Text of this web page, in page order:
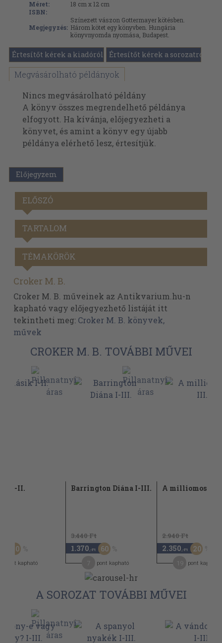
Méret:
18 cm x 12 cm
ISBN:
Megjegyzés:
Színezett vászon Gottermayer kötésben.
Három kötet egy könyvben. Hungária
könyvnyomda nyomása, Budapest.
Értesítőt kérek a kiadóról Értesítőt kérek a sorozatról
Megvásárolható példányok
Nincs megvásárolható példány
A könyv összes megrendelhető példánya
elfogyott. Ha kívánja, előjegyezheti a
könyvet, és amint a könyv egy újabb
példánya elérhető lesz, értesítjük.
Előjegyzem
ELŐSZÓ
TARTALOM
TÉMAKÖRÖK
Croker M. B.
Croker M. B. műveinek az Antikvarium.hu-n
kapható vagy előjegyezhető listáját itt
tekintheti meg: Croker M. B. könyvek,
művek
CROKER M. B. TOVÁBBI MŰVEI
I-II.
50
pont kapható
Barrington Diána I-III.
3.440 Ft
1.370 ,-Ft 60
pont kapható
A milliomos I-
2.940 Ft
2.350 ,-Ft 20
pont kapható
A SOROZAT TOVÁBBI MŰVEI